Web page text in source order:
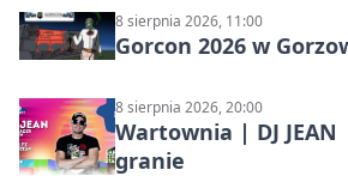
8 sierpnia 2026, 11:00
Gorcon 2026 w
8 sierpnia 2026, 20:00
Wartownia | DJ JEAN
granie